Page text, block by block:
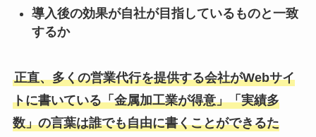
導入後の効果が自社が目指しているものと一致
するか
正直、多くの営業代行を提供する会社がWebサイ
トに書いている「金属加工業が得意」「実績多
数」の言葉は誰でも自由に書くことができるた